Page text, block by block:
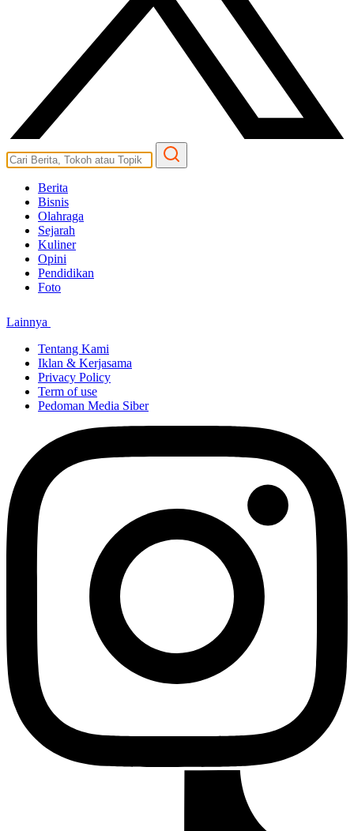
Berita
Bisnis
Olahraga
Sejarah
Kuliner
Opini
Pendidikan
Foto
Lainnya
Tentang Kami
Iklan & Kerjasama
Privacy Policy
Term of use
Pedoman Media Siber